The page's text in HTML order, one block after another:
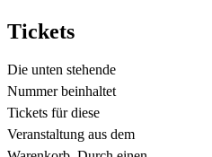
Tickets
Die unten stehende
Nummer beinhaltet
Tickets für diese
Veranstaltung aus dem